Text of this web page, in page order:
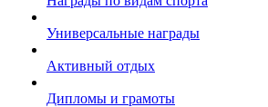
Универсальные награды
Активный отдых
Дипломы и грамоты